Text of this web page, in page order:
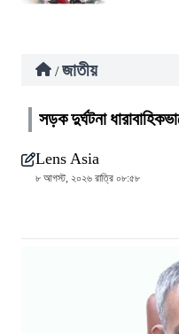
/ জাতীয়
সড়ক দুর্ঘটনা
Lens Asia
৮ আগস্ট, ২০২৬ রাত্রি ০৮:৫৮